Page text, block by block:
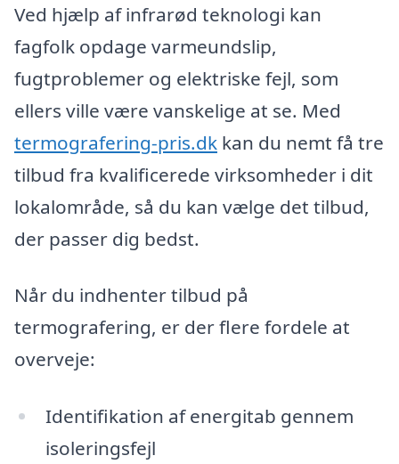
Ved hjælp af infrarød teknologi kan
fagfolk opdage varmeundslip,
fugtproblemer og elektriske fejl, som
ellers ville være vanskelige at se. Med
termografering-pris.dk kan du nemt få tre
tilbud fra kvalificerede virksomheder i dit
lokalområde, så du kan vælge det tilbud,
der passer dig bedst.
Når du indhenter tilbud på
termografering, er der flere fordele at
overveje:
Identifikation af energitab gennem
isoleringsfejl